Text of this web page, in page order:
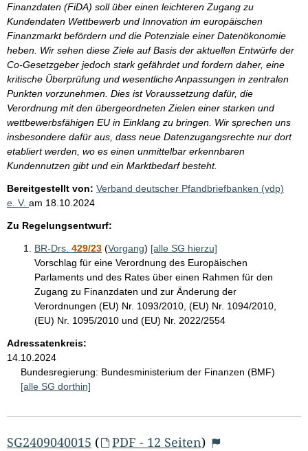
Finanzdaten (FiDA) soll über einen leichteren Zugang zu
Kundendaten Wettbewerb und Innovation im europäischen
Finanzmarkt befördern und die Potenziale einer Datenökonomie
heben. Wir sehen diese Ziele auf Basis der aktuellen Entwürfe der
Co-Gesetzgeber jedoch stark gefährdet und fordern daher, eine
kritische Überprüfung und wesentliche Anpassungen in zentralen
Punkten vorzunehmen. Dies ist Voraussetzung dafür, die
Verordnung mit den übergeordneten Zielen einer starken und
wettbewerbsfähigen EU in Einklang zu bringen. Wir sprechen uns
insbesondere dafür aus, dass neue Datenzugangsrechte nur dort
etabliert werden, wo es einen unmittelbar erkennbaren
Kundennutzen gibt und ein Marktbedarf besteht.
Bereitgestellt von: Verband deutscher Pfandbriefbanken (vdp)
e. V. am 18.10.2024
Zu Regelungsentwurf:
BR-Drs. 429/23 (Vorgang) [alle SG hierzu]
Vorschlag für eine Verordnung des Europäischen
Parlaments und des Rates über einen Rahmen für den
Zugang zu Finanzdaten und zur Änderung der
Verordnungen (EU) Nr. 1093/2010, (EU) Nr. 1094/2010,
(EU) Nr. 1095/2010 und (EU) Nr. 2022/2554
Adressatenkreis:
14.10.2024
Bundesregierung: Bundesministerium der Finanzen (BMF)
[alle SG dorthin]
SG2409040015 ( PDF - 12 Seiten)